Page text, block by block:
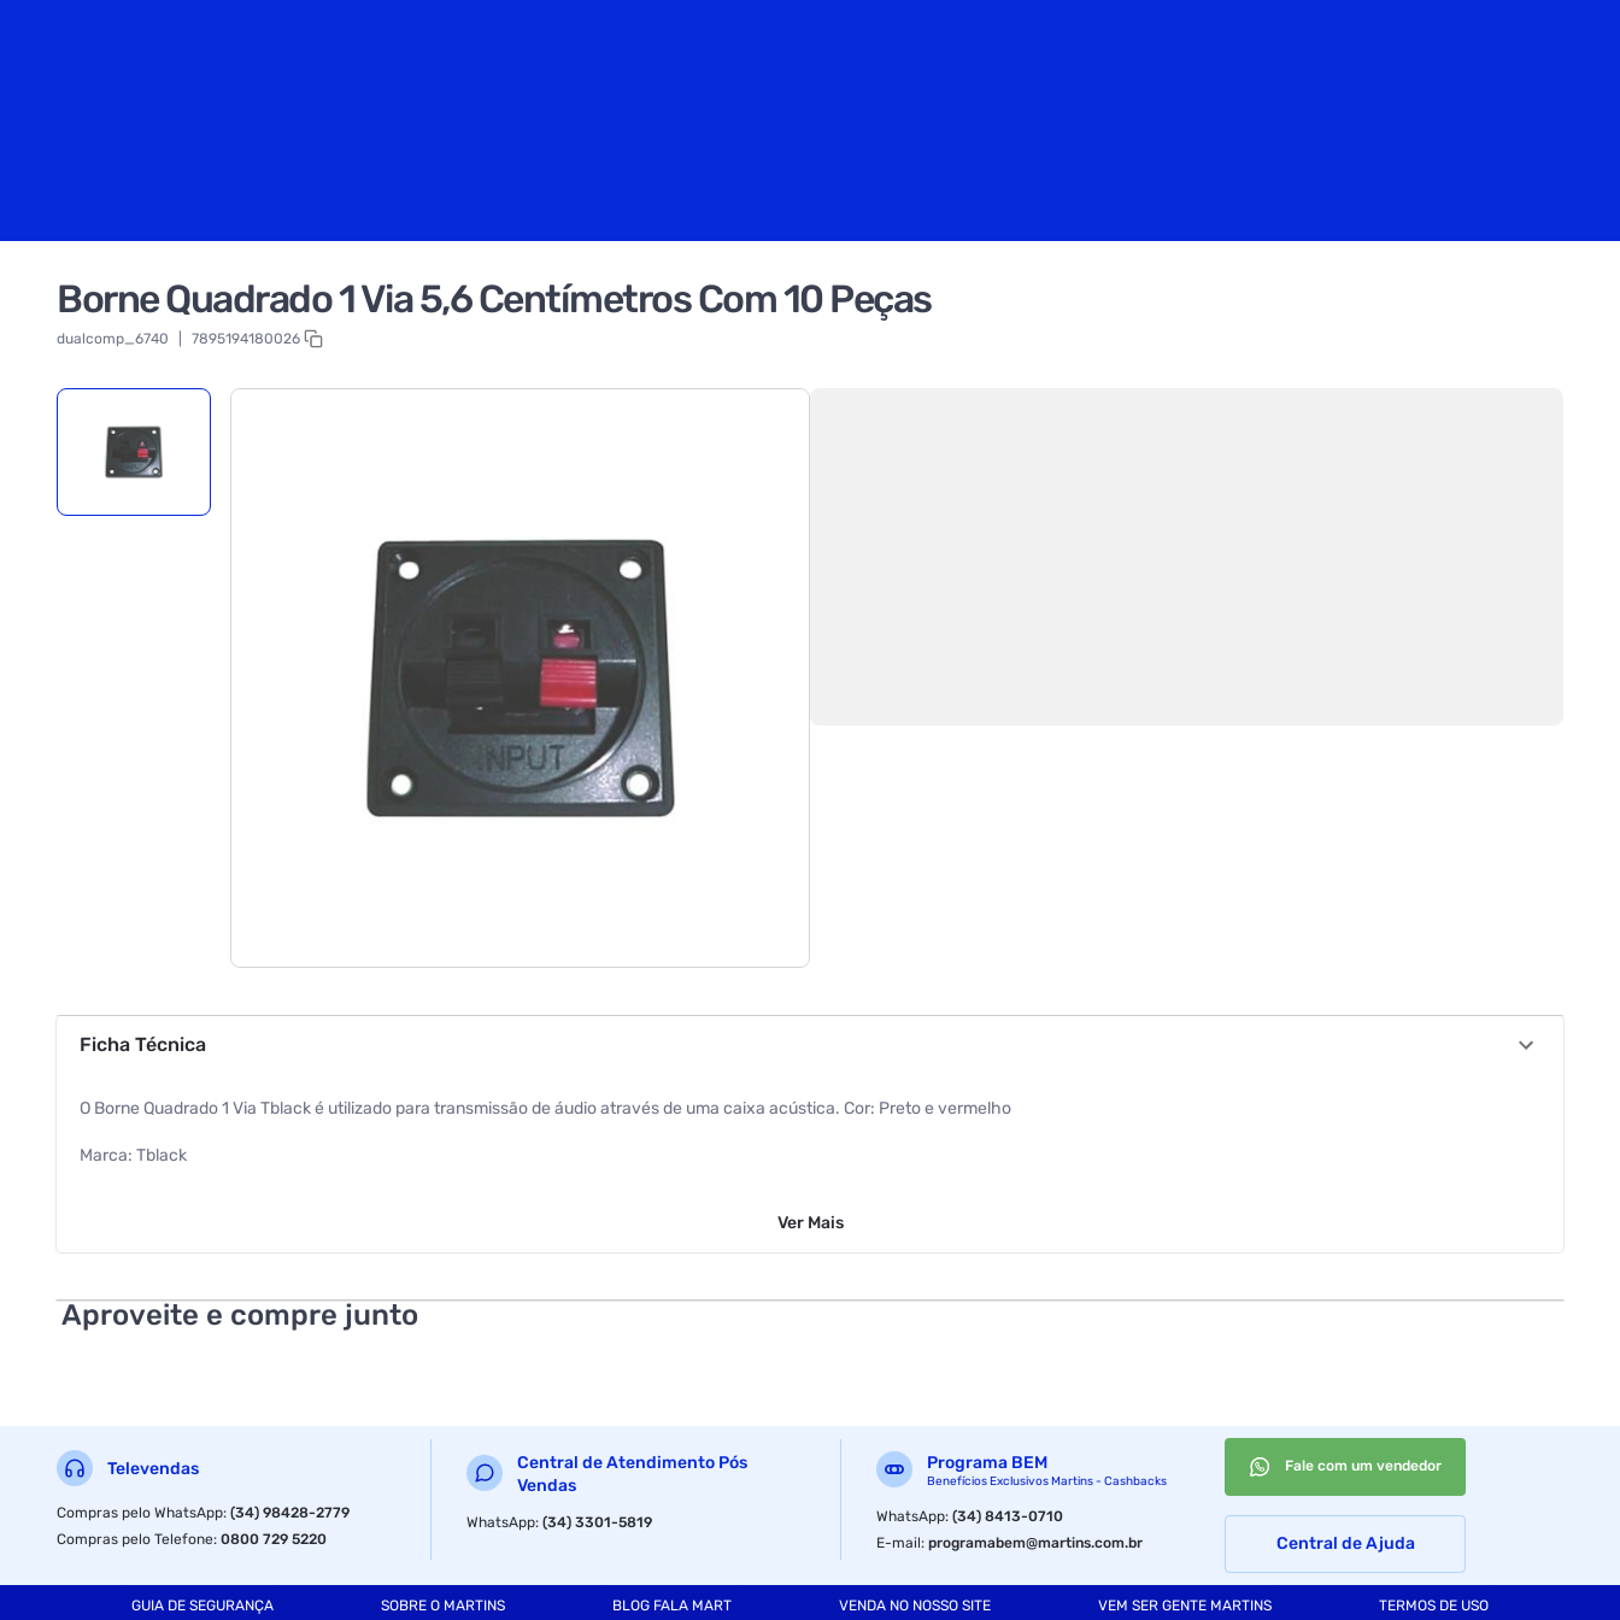
Borne Quadrado 1 Via 5,6 Centímetros Com 10 Peças
dualcomp_6740 7895194180026
Ficha Técnica
O Borne Quadrado 1 Via Tblack é utilizado para transmissão de áudio através de uma caixa acústica. Cor: Preto e vermelho
Marca: Tblack
Material constitutivo: Plásticos e metais
Ver Mais
Aproveite e compre junto
Televendas
Compras pelo WhatsApp:(34) 98428-2779
Compras pelo Telefone:0800 729 5220
Central de Atendimento Pós
Vendas
WhatsApp:(34) 3301-5819
Programa BEM
Benefícios Exclusivos Martins - Cashbacks
WhatsApp:(34) 8413-0710
E-mail:programabem@martins.com.br
Fale com um vendedor
Central de Ajuda
GUIA DE SEGURANÇA SOBRE O MARTINS BLOG FALA MART VENDA NO NOSSO SITE VEM SER GENTE MARTINS TERMOS DE USO